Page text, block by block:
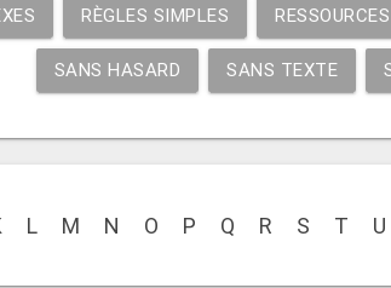
RÈGLES SIMPLES RESSOURCES
SANS HASARD SANS TEXTE
L M N O P Q R S T U